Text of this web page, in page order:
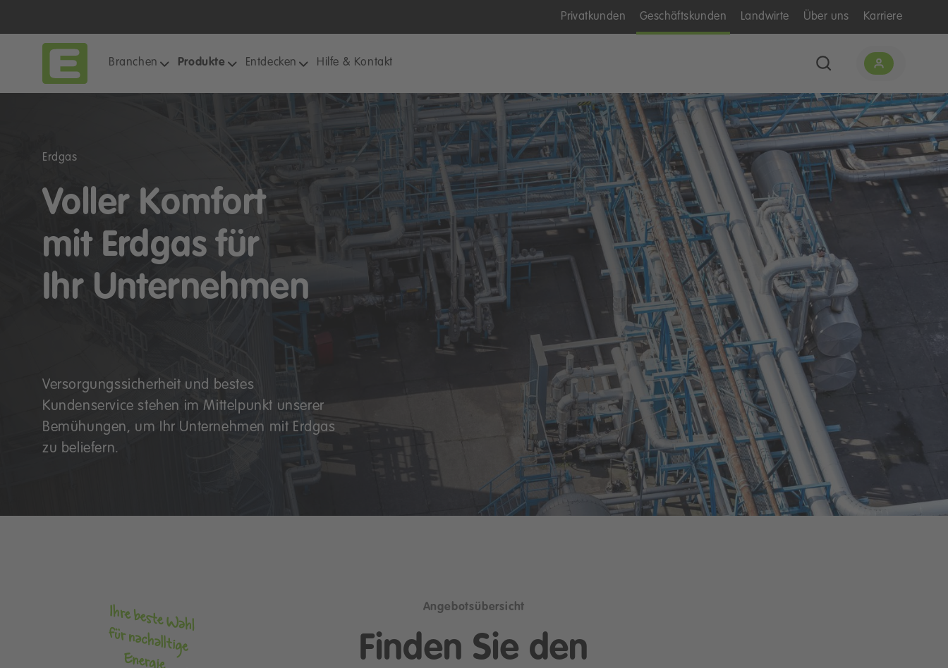
Privatkunden Geschäftskunden Landwirte Über uns Karriere
Branchen Produkte Entdecken Hilfe & Kontakt
Erdgas
Voller Komfort
mit Erdgas für
Ihr Unternehmen
Versorgungssicherheit und bestes
Kundenservice stehen im Mittelpunkt unserer
Bemühungen, um Ihr Unternehmen mit Erdgas
zu beliefern.
Angebotsübersicht
Finden Sie den